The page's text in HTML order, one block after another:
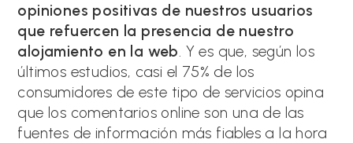
opiniones positivas de nuestros usuarios
que refuercen la presencia de nuestro
alojamiento en la web . Y es que, según los
últimos estudios, casi el 75% de los
consumidores de este tipo de servicios opina
que los comentarios online son una de las
fuentes de información más fiables a la hora